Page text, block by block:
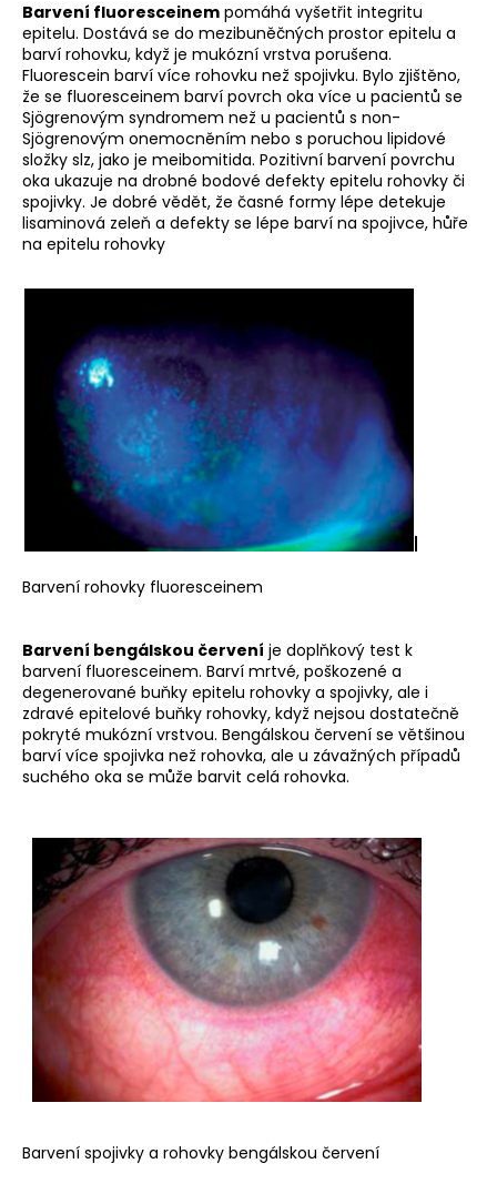
Barvení fluoresceinem pomáhá vyšetřit integritu
epitelu. Dostává se do mezibuněčných prostor epitelu a
barví rohovku, když je mukózní vrstva porušena.
Fluorescein barví více rohovku než spojivku. Bylo zjištěno,
že se fluoresceinem barví povrch oka více u pacientů se
Sjögrenovým syndromem než u pacientů s non-
Sjögrenovým onemocněním nebo s poruchou lipidové
složky slz, jako je meibomitida. Pozitivní barvení povrchu
oka ukazuje na drobné bodové defekty epitelu rohovky či
spojivky. Je dobré vědět, že časné formy lépe detekuje
lisaminová zeleň a defekty se lépe barví na spojivce, hůře
na epitelu rohovky
Barvení rohovky fluoresceinem
Barvení bengálskou červení je doplňkový test k
barvení fluoresceinem. Barví mrtvé, poškozené a
degenerované buňky epitelu rohovky a spojivky, ale i
zdravé epitelové buňky rohovky, když nejsou dostatečně
pokryté mukózní vrstvou. Bengálskou červení se většinou
barví více spojivka než rohovka, ale u závažných případů
suchého oka se může barvit celá rohovka.
Barvení spojivky a rohovky bengálskou červení